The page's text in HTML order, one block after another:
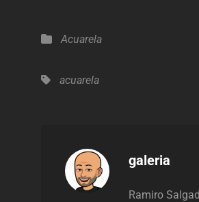
Categorías
Acuarela
Etiquetas,
acuarela
Autor:
galeria
Ramiro